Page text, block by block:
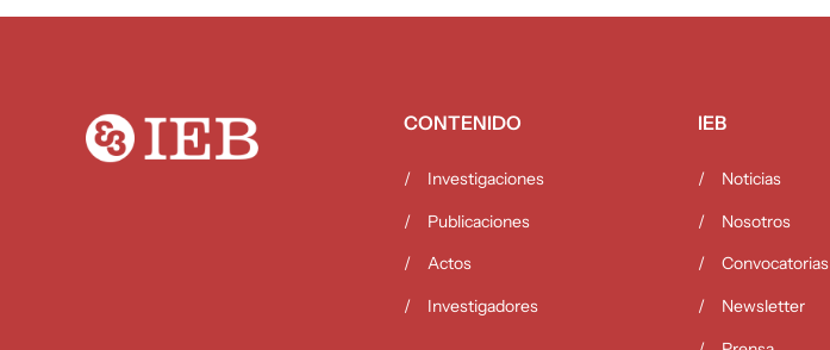
CONTENIDO
Investigaciones
Publicaciones
Actos
Investigadores
IEB
Noticias
Nosotros
Convocatorias
Newsletter